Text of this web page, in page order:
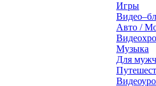
Игры
Авто /
Музыка
Для